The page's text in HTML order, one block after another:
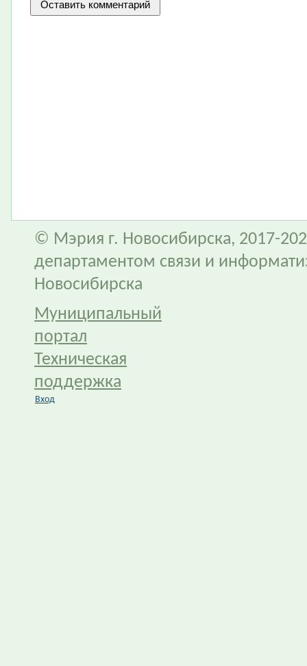
© Мэрия г. Новосибирска, 2017-
департаментом связи и
Новосибирска
Муниципальный
портал
Техническая
поддержка
Вход